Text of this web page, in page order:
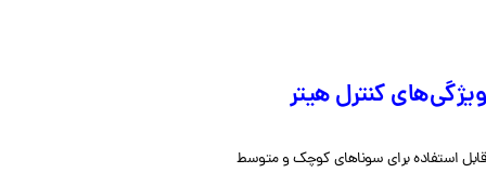
ویژگی‌های کنترل هیتر
قابل استفاده برای سوناهای کوچک و متوسط